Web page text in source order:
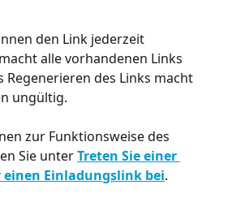
den Link jederzeit
alle vorhandenen Links
des Links macht
ungültig.
zur Funktionsweise des
Sie unter Treten Sie einer
Einladungslink bei.